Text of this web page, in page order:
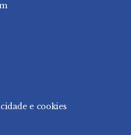
e cookies